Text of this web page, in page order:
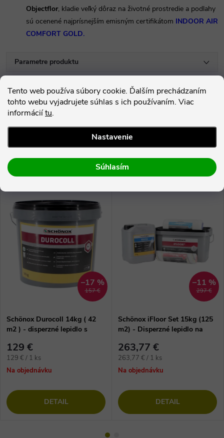
Tento web používa súbory cookie. Ďalším prechádzaním
tohto webu vyjadrujete súhlas s ich používaním. Viac
informáciítu.
Nastavenie
Súhlasím
Objectflor, kladie veľký dôraz na životné prostredie a podlahy
sú ocenené najprísnejším emisným certifikátom INDOOR AIR
COMFORT GOLD.
Parametre produktu
Hodnotenie
Diskusia
Súvisiaci tovar
157 €
–17 %
Schönox Durocoll 14kg ( 42
m2 ) - disperzné lepidlo s
129 €
Jednotková
cena:
129 € / 1 ks
Na objednávku
DETAIL
297 €
–11 %
Schönox iFloor Set 15kg (125
m2) - Disperzné lepidlo na
263,77 €
Jednotková
cena:
263,77 € / 1 ks
Na objednávku
DETAIL